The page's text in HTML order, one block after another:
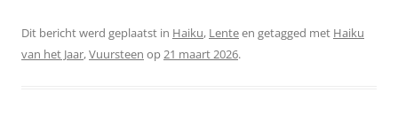
Dit bericht werd geplaatst in Haiku, Lenteen getagged met Haiku
van het Jaar,Vuursteen op21 maart 2026.